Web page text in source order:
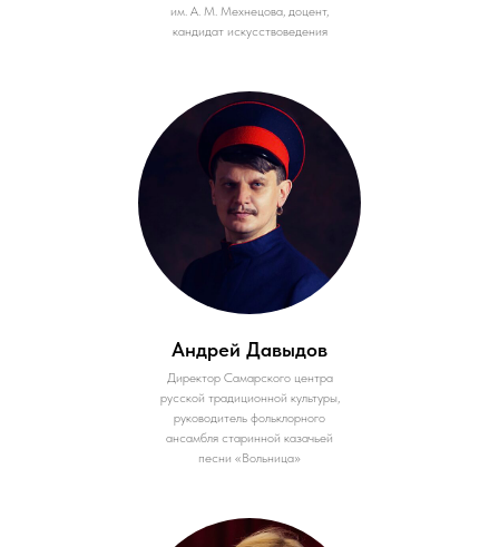
им. А. М. Мехнецова, доцент,
кандидат искусствоведения
Андрей Давыдов
Директор Самарского центра
русской традиционной культуры,
руководитель фольклорного
ансамбля старинной казачьей
песни «Вольница»